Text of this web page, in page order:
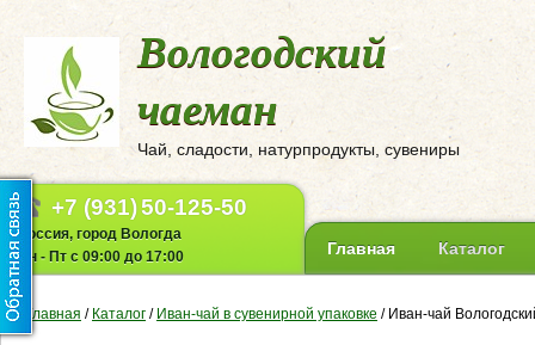
Вологодский
чаеман
Чай, сладости, натурпродукты, сувениры
+7 (931)50-125-50
Россия, город Вологда
Пн - Пт с 09:00 до 17:00
Главная Каталог
Главная / Каталог / Иван-чай в сувенирной упаковке / Иван-чай